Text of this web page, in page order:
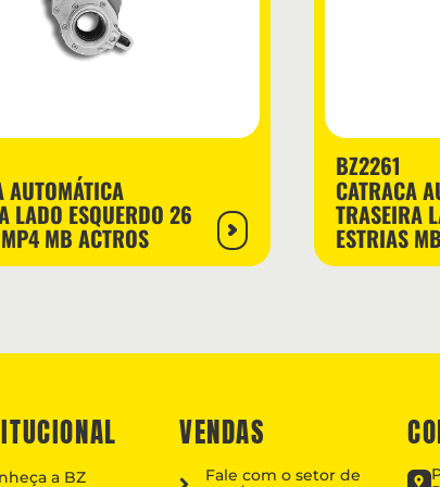
AUTOMÁTICA
LADO ESQUERDO 26
MB ACTROS
BZ2261
CATRACA
TRASEIRA
ESTRIAS
a BZ
VENDAS
Fale com o setor de